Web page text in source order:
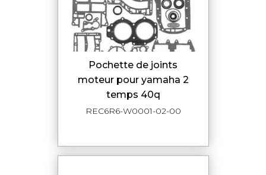
pochette de joints
moteur pour yamaha 2
temps 40q
REC6R6-W0001-02-00